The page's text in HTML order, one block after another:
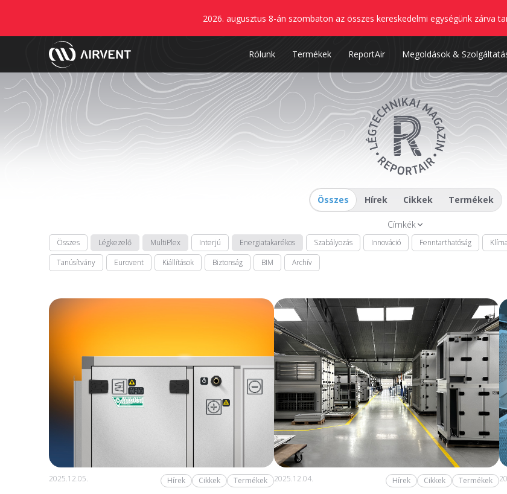
2026. augusztus 8-án szombaton az összes kereskedelmi egységünk zárva
Rólunk Termékek ReportAir Megoldások &
Összes Hírek Cikkek Termékek
Címkék
Összes Légkezelő MultiPlex Interjú Energiatakarékos Szabályozás Innováció Fenntarthatóság
Tanúsítvány
Eurovent Kiállítások Biztonság BIM Archív
2025.12.05. Hírek Cikkek Termékek 2025.12.04. Hírek Cikkek Termékek